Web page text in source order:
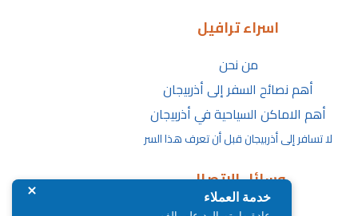
اسراء ترافيل
من نحن
أهم نصائح السفر إلى أذربيجان
أهم الاماكن السياحية في أذربيجان
لا تسافر إلى أذربيجان قبل أن تعرف هذا السر
وسائل الاتصال
خدمة العملاء